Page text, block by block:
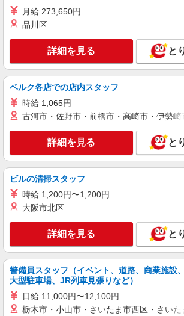
時給1550円以上 1550円
愛知県名古屋市中川区／
県）駅、春田駅 ≪車通勤可
を無料でご利用頂けます。
キープ 詳
派遣社員
パーソルテンプスタッフ株式会社 中部コーデ
＜人のサポートをすること
修医のサポート事務＠尾頭橋
時給1300円
愛知県名古屋市中川区／
山（愛知県）駅
派遣社員
パーソルテンプスタッフ株式会社 名古屋コー
ー/26-0566726
＜受注対応＞程よい忙しさ
安心♪商社でのジム
時給1700円以上
月給 273,650円
品川区
詳細を見る と
ベルク各店での店内スタッフ
時給 1,065円
古河市・佐野市・前橋市・高崎市・伊勢
詳細を見る と
ビルの清掃スタッフ
時給 1,200円〜1,200円
大阪市北区
詳細を見る と
警備員スタッフ（イベント、道路、商業施設、
大型駐車場、JR列車見張りなど）
日給 11,000円〜12,100円
栃木市・小山市・さいたま市西区・さい